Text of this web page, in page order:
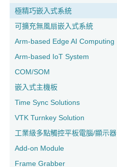
極精巧嵌入式系統
可擴充無風扇嵌入式系統
Arm-based Edge AI Computing
Arm-based IoT System
COM/SOM
嵌入式主機板
Time Sync Solutions
VTK Turnkey Solution
工業級多點觸控平板電腦/顯示器
Add-on Module
Frame Grabber